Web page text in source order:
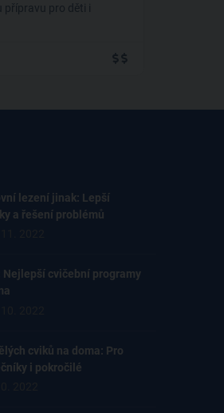
přípravu pro děti i
lezení jinak: Lepší
a řešení problémů
Nejlepší cvičební programy
cviků na doma: Pro
i pokročilé